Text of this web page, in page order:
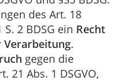
des Art. 18
S. 2 BDSG ein Recht
Verarbeitung.
gegen die
21 Abs. 1 DSGVO,